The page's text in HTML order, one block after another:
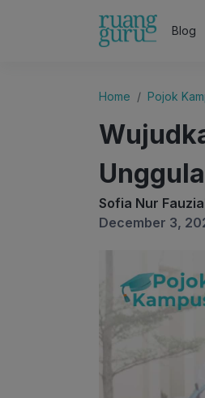
Blog
Home Pojok
Sofia Nur
December 3,